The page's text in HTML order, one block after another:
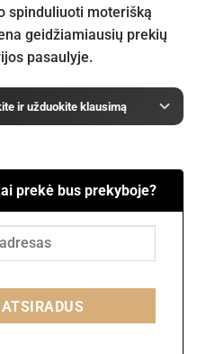
spinduliuoti moterišką
geidžiamiausių prekių
pasaulyje.
ir užduokite klausimą
prekė bus prekyboje?
ATSIRADUS